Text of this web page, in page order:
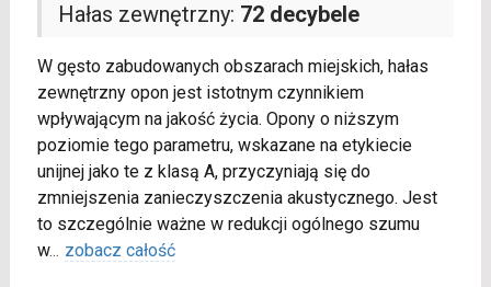
Hałas zewnętrzny: 72 decybele
W gęsto zabudowanych obszarach miejskich, hałas
zewnętrzny opon jest istotnym czynnikiem
wpływającym na jakość życia. Opony o niższym
poziomie tego parametru, wskazane na etykiecie
unijnej jako te z klasą A, przyczyniają się do
zmniejszenia zanieczyszczenia akustycznego. Jest
to szczególnie ważne w redukcji ogólnego szumu
w... zobacz całość